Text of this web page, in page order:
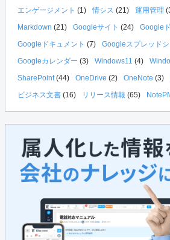
エンゲージメント (1) 情シス (21) 運用管理
Markdown (21) Googleサイト (24) Google
Googleドキュメント (7) Googleスプレッドシ
Googleカレンダー (3) Windows11 (4)
SharePoint(44) OneDrive (2) OneNote (3)
ビジネス文書 (16) リリース情報 (65)